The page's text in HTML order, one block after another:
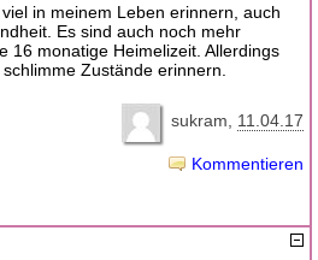
in meinem Leben erinnern, auch
Es sind auch noch mehr
16 monatige Heimelizeit. Allerdings
Zustände erinnern.
sukram 11.04.17
Kommentieren